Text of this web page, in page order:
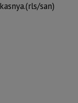
san)